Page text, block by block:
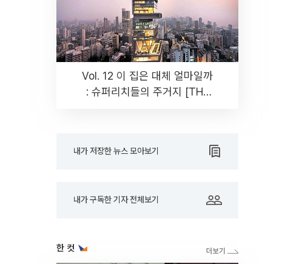
Vol. 12 이 집은 대체 얼마일까
: 슈퍼리치들의 주거지 [THE
내가 저장한 뉴스 모아보기
내가 구독한 기자 전체보기
한 컷